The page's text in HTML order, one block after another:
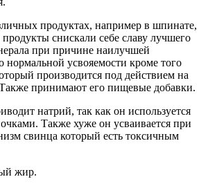
продуктах, например в шпинате,
снискали себе славу лучшего
при причине наилучшей
нормальной усвояемости кроме того
производится под действием на
принимают его пищевые добавки.
натрий, так как он используется
Также хуже он усваивается при
свинца который есть токсичным
жир.